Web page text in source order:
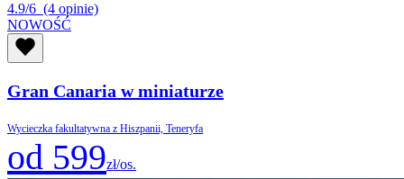
4.9/6 (4 opinie)
NOWOŚĆ
Gran Canaria w miniaturze
Wycieczka fakultatywna z Hiszpanii, Teneryfa
od 599zł/os.